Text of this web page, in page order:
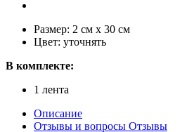
Размер: 2 см х 30 см
Цвет: уточнять
В комплекте:
1 лента
Описание
Отзывы и вопросы Отзывы